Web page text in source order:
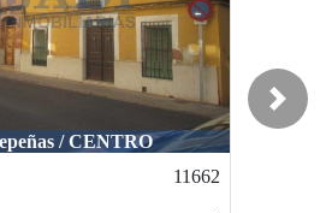
Valdepeñas / CENTRO
12089
Next